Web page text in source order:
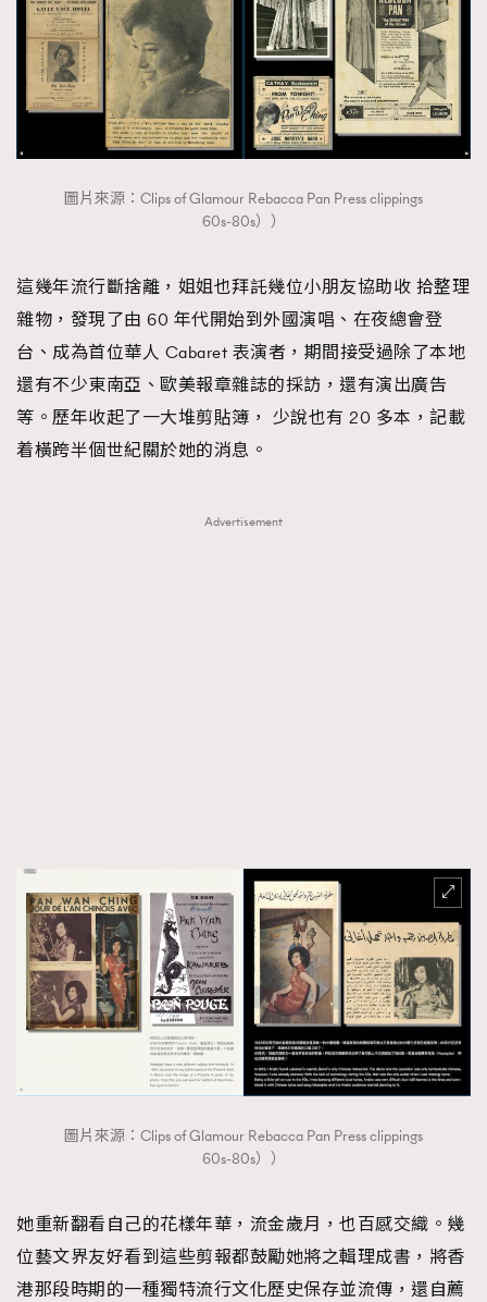
AFrenchMind
DressLikeAParisienne
EmpowerF
FashionWeek FigaroAesthetic
圖片來源：Clips of Glamour Rebacca Pan Press clippings
60s-80s））
這幾年流行斷捨離，姐姐也拜託幾位小朋友協助收 拾整理
雜物，發現了由 60 年代開始到外國演唱、在夜總會登
台、成為首位華人 Cabaret 表演者，期間接受過除了本地
還有不少東南亞、歐美報章雜誌的採訪，還有演出廣告
等。歷年收起了一大堆剪貼簿， 少說也有 20 多本，記載
着橫跨半個世紀關於她的消息。
Advertisement
圖片來源：Clips of Glamour Rebacca Pan Press clippings
60s-80s））
她重新翻看自己的花樣年華，流金歲月，也百感交織。幾
位藝文界友好看到這些剪報都鼓勵她將之輯理成書，將香
港那段時期的一種獨特流行文化歷史保存並流傳，還自薦